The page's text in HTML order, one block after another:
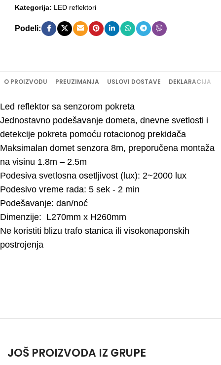
Kategorija: LED reflektori
Podeli:
O PROIZVODU PREUZIMANJA USLOVI DOSTAVE DEKLARACIJA
Led reflektor sa senzorom pokreta
Jednostavno podešavanje dometa, dnevne svetlosti i
detekcije pokreta pomoću rotacionog prekidača
Maksimalan domet senzora 8m, preporučena montaža
na visinu 1.8m – 2.5m
Podesiva svetlosna osetljivost (lux): 2~2000 lux
Podesivo vreme rada: 5 sek - 2 min
Podešavanje: dan/noć
Dimenzije: L270mm x H260mm
Ne koristiti blizu trafo stanica ili visokonaponskih
postrojenja
JOŠ PROIZVODA IZ GRUPE